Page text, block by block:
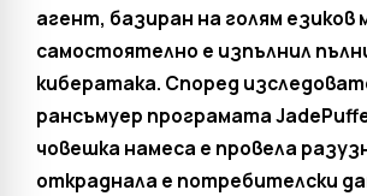
агент, базиран на голям езиков
самостоятелно е изпълнил
кибератака. Според
рансъмуер програмата
човешка намеса е провела
откраднала е потребителски